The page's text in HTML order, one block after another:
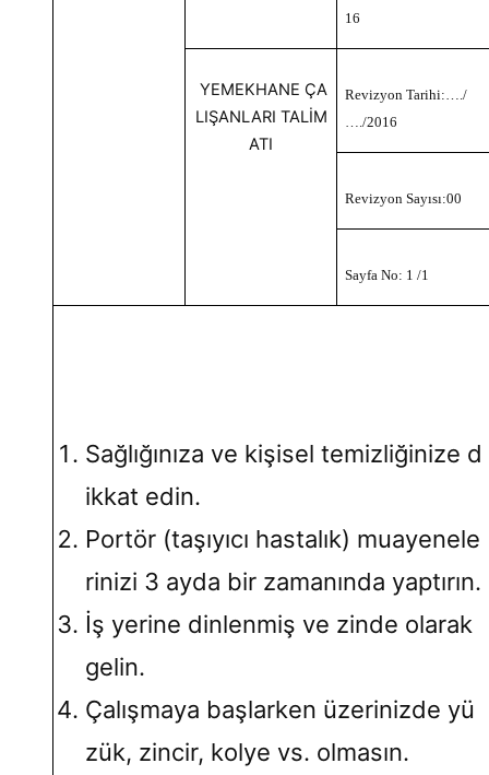
16
YEMEKHANE ÇA
LIŞANLARI TALİM
ATI
Revizyon Tarihi:…./
…./2016
Revizyon Sayısı:00
Sayfa No: 1 /1
Sağlığınıza ve kişisel temizliğinize d
ikkat edin.
Portör (taşıyıcı hastalık) muayenele
rinizi 3 ayda bir zamanında yaptırın.
İş yerine dinlenmiş ve zinde olarak
gelin.
Çalışmaya başlarken üzerinizde yü
zük, zincir, kolye vs. olmasın.